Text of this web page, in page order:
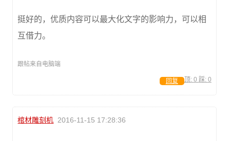
挺好的，优质内容可以最大化文字的影响力，可以相
互借力。
跟帖来自电脑端
顶: 0 踩: 0
回复
棺材雕刻机 2016-11-15 17:28:36